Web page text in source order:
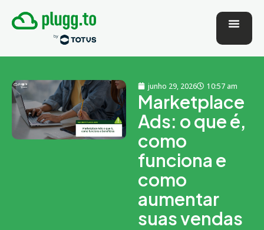
junho 29, 2026 10:57 am
Marketplace
Ads: o que é,
como
funciona e
como
aumentar
suas vendas